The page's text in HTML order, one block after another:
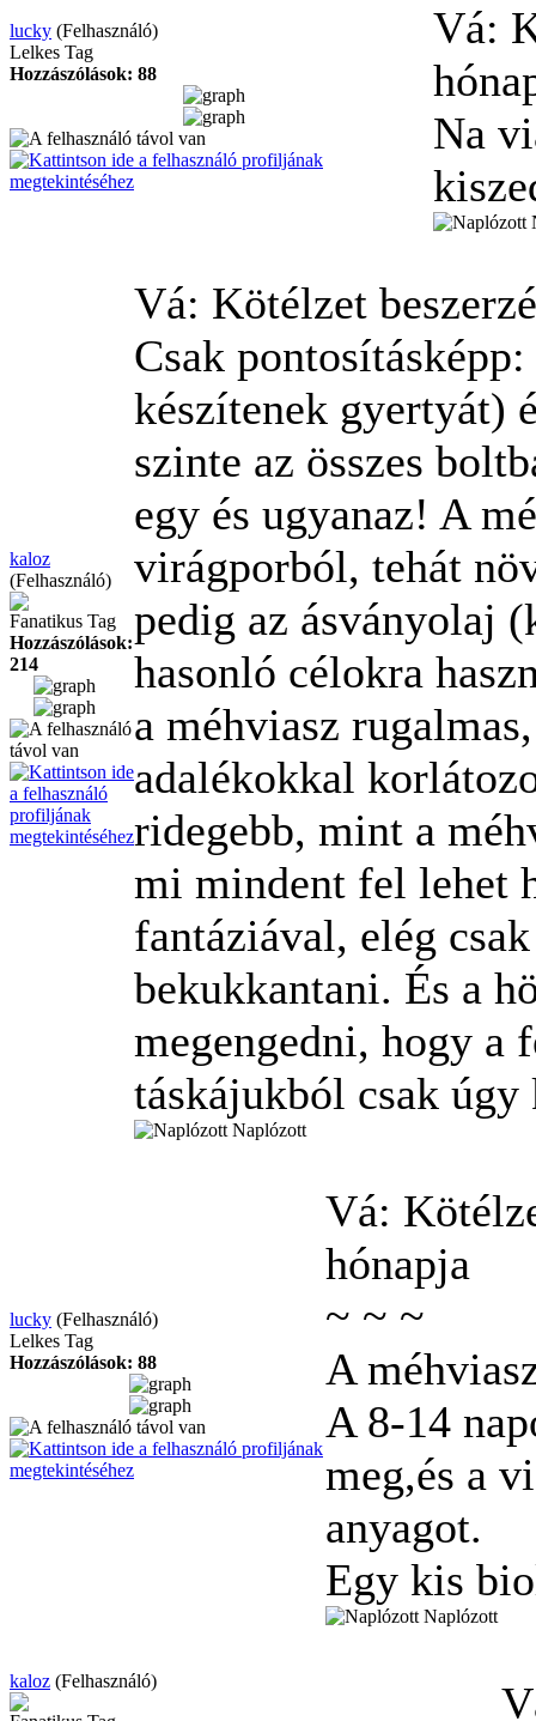
lucky (Felhasználó)
Lelkes Tag
Hozzászólások: 88
Vá:
Na
kaloz
(Felhasználó)
Fanatikus Tag
Hozzászólások:
214
Vá: Kötélzet
Csak
készítenek gyertyát)
szinte az összes
egy és ugyanaz! A
virágporból, tehát
pedig az ásványolaj
hasonló célokra
a méhviasz
adalékokkal
ridegebb, mint a
mi mindent fel lehet
fantáziával, elég
bekukkantani. És a
megengedni, hogy a
táskájukból csak
Naplózott
lucky (Felhasználó)
Lelkes Tag
Hozzászólások: 88
Vá:
hónapja
~ ~ ~
A
A 8-14
meg,és a
anyagot.
Egy kis
Naplózott
kaloz (Felhasználó)